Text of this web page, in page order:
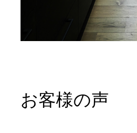
お客様の声